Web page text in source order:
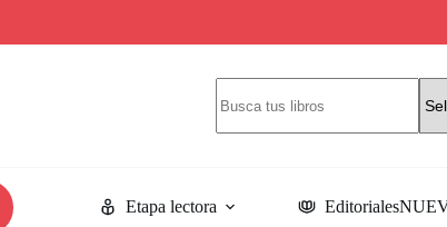
Etapa lectora Editoriales